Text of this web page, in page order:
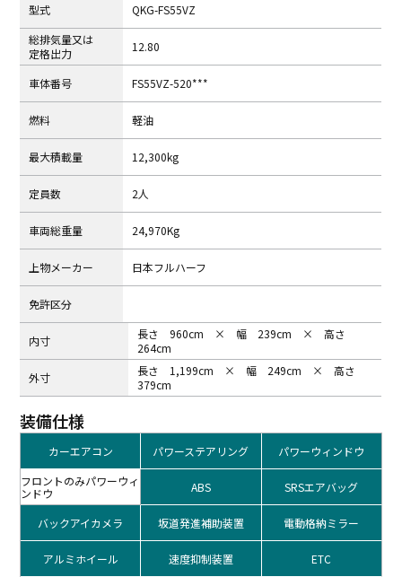
型式
QKG-FS55VZ
総排気量⼜は
定格出⼒
12.80
⾞体番号 FS55VZ-520***
燃料 軽油
最⼤積載量 12,300kg
定員数 2人
⾞両総重量 24,970Kg
上物メーカー 日本フルハーフ
免許区分
内⼨
長さ 960cm × 幅 239cm × 高さ
264cm
外⼨
長さ 1,199cm × 幅 249cm × 高さ
379cm
装備仕様
カーエアコン パワーステアリング
パワーウィンドウ
フロントのみパワーウィ
ンドウ
ABS SRSエアバッグ
バックアイカメラ 坂道発進補助装置 電動格納ミラー
アルミホイール 速度抑制装置 ETC